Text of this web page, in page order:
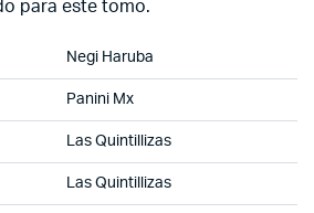
para este tomo.
Negi Haruba
Panini Mx
Las Quintillizas
Las Quintillizas